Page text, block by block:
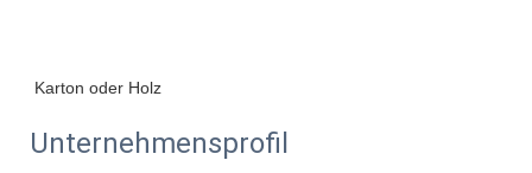
Unternehmensprofil